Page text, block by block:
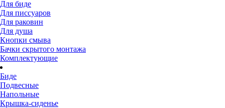
Для биде
Для писсуаров
Для раковин
Для душа
Кнопки смыва
Бачки скрытого монтажа
Комплектующие
Биде
Подвесные
Напольные
Крышка-сиденье